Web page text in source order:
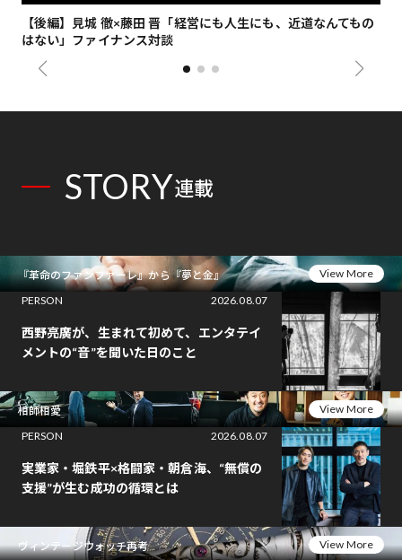
【後編】見城 徹×藤田 晋「経営にも人生にも、近道なんてもの
はない」ファイナンス対談
STORY連載
『革命のファンファーレ』から『夢と金』
View More
PERSON
2026.08.07
西野亮廣が、生まれて初めて、エンタテイ
メントの“音”を聞いた日のこと
相師相愛
View More
PERSON
2026.08.07
実業家・堀鉄平×格闘家・朝倉海、“無償の
支援”が生む成功の循環とは
ヴィンテージウォッチ再考 View More